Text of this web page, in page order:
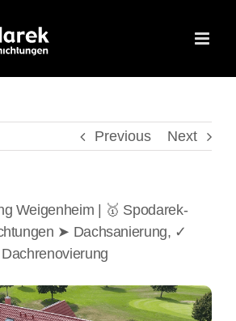
Previous Next
Weigenheim | 🥇 Spodarek-
➤ Dachsanierung, ✓
Dachrenovierung